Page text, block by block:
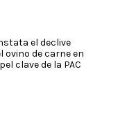
el declive
de carne en
clave de la PAC